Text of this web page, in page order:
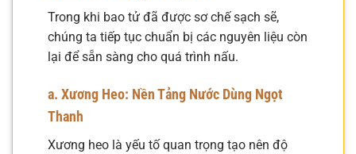
Trong khi bao tử đã được sơ chế sạch sẽ,
chúng ta tiếp tục chuẩn bị các nguyên liệu còn
lại để sẵn sàng cho quá trình nấu.
a. Xương Heo: Nền Tảng Nước Dùng Ngọt
Thanh
Xương heo là yếu tố quan trọng tạo nên độ